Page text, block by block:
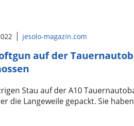
jesolo-magazin.com
auf der
Stau auf der A10
die Langeweile gepackt. Sie